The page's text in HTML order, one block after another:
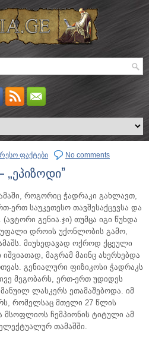
ფაქტები No comments
„ეპიზოდი”
როგორიც ჭადრაკი გახლავთ,
ერთ საუკეთესო თავშესაქცევსა და
(ავტორი გენია.ჯი) თუმცა იგი წუხდა
დროის უქონლობის გამო,
მიუხედავად ოქროდ ქცეული
მაგრამ მაინც ახერხებდა
გენიალური ფიზიკოსი ჭადრაკს
მეგობარს, ერთ-ერთ უდიდეს
ლასკერს ეთამაშებოდა. იმ
რომელსაც მთელი 27 წლის
მსოფლიოს ჩემპიონის ტიტული ამ
თამაშში.